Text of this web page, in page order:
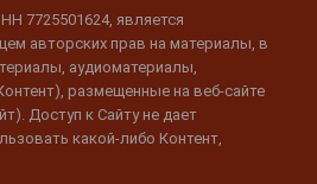
7725501624, является
авторских прав на материалы, в
аудиоматериалы,
размещенные на веб-сайте
Доступ к Сайту не дает
какой-либо Контент,